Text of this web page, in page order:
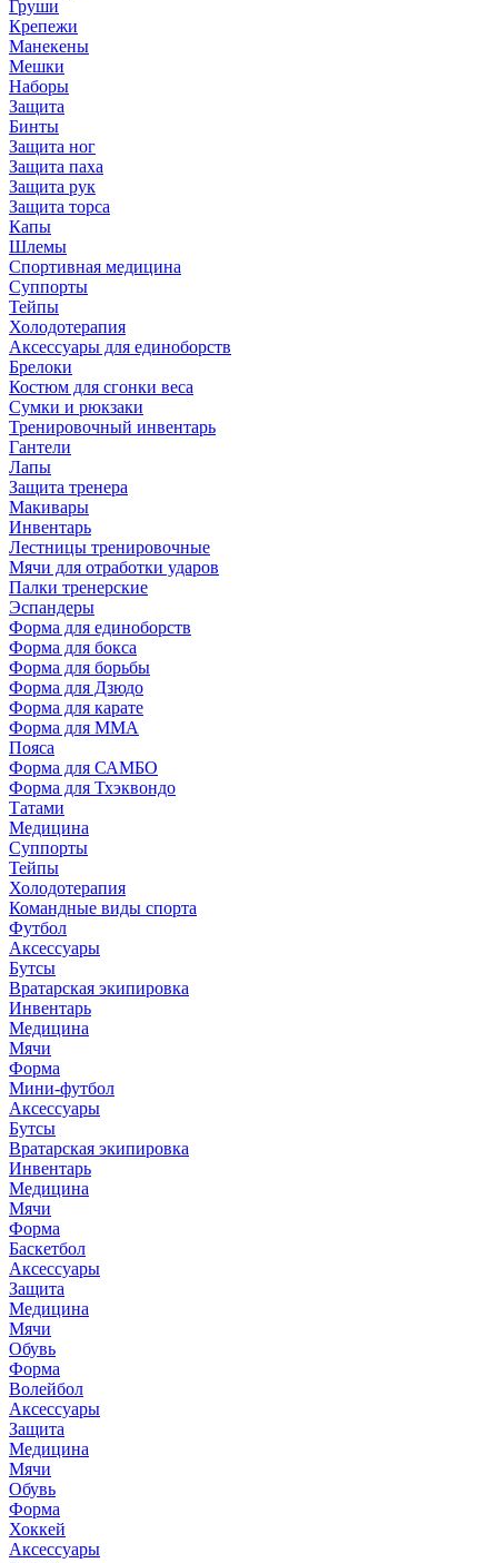
Груши
Крепежи
Манекены
Мешки
Наборы
Защита
Бинты
Защита ног
Защита паха
Защита рук
Защита торса
Капы
Шлемы
Спортивная медицина
Суппорты
Тейпы
Холодотерапия
Аксессуары для единоборств
Брелоки
Костюм для сгонки веса
Сумки и рюкзаки
Тренировочный инвентарь
Гантели
Лапы
Защита тренера
Макивары
Инвентарь
Лестницы тренировочные
Мячи для отработки ударов
Палки тренерские
Эспандеры
Форма для единоборств
Форма для бокса
Форма для борьбы
Форма для Дзюдо
Форма для карате
Форма для MMA
Пояса
Форма для САМБО
Форма для Тхэквондо
Татами
Медицина
Суппорты
Тейпы
Холодотерапия
Командные виды спорта
Футбол
Аксессуары
Бутсы
Вратарская экипировка
Инвентарь
Медицина
Мячи
Форма
Мини-футбол
Аксессуары
Бутсы
Вратарская экипировка
Инвентарь
Медицина
Мячи
Форма
Баскетбол
Аксессуары
Защита
Медицина
Мячи
Обувь
Форма
Волейбол
Аксессуары
Защита
Медицина
Мячи
Обувь
Форма
Хоккей
Аксессуары